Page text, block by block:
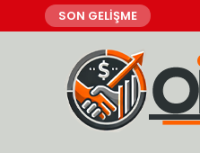
SON GELİŞME